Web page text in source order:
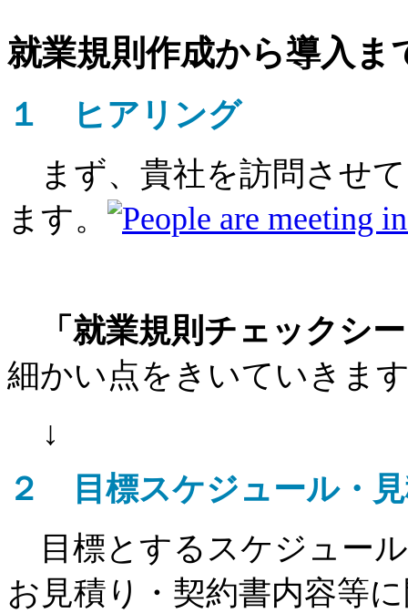
就業規則作成から導入ま
１ ヒアリング
まず、貴社を訪問させ
ます。
「就業規則チェックシ
細かい点をきいていきま
↓
２ 目標スケジュール・
目標とするスケジュー
お見積り・契約書内容等